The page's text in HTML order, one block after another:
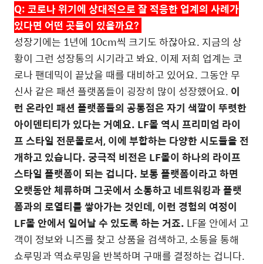
Q:코로나 위기에 상대적으로 잘 적응한 업계의 사례가
있다면 어떤 곳들이 있을까요?
성장기에는 1년에 10cm씩 크기도 하잖아요. 지금의 상
황이 그런 성장통의 시기라고 봐요. 이제 저희 업계는 코
로나 팬데믹이 끝났을 때를 대비하고 있어요. 그동안 무
신사 같은 패션 플랫폼들이 굉장히 많이 성장했어요. 이
런 온라인 패션 플랫폼들의 공통점은 자기 색깔이 뚜렷한
아이덴티티가 있다는 거예요. LF몰 역시 프리미엄 라이
프 스타일 전문몰로서,이에 부합하는 다양한 시도들을 전
개하고 있습니다.궁극적 비전은 LF몰이 하나의 라이프
스타일 플랫폼이 되는 겁니다.보통 플랫폼이라고 하면
오랫동안 체류하며 그곳에서 소통하고 네트워킹과 플랫
폼과의 로열티를 쌓아가는 것인데,이런 경험의 여정이
LF몰 안에서 일어날 수 있도록 하는 거죠. LF몰 안에서 고
객이 정보와 니즈를 찾고 상품을 검색하고,소통을 통해
쇼루밍과 역쇼루밍을 반복하며 구매를 결정하는 겁니다.